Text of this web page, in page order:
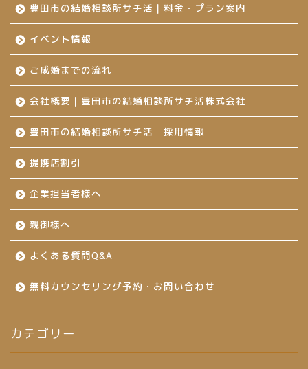
豊田市の結婚相談所サチ活｜料金・プラン案内
イベント情報
ご成婚までの流れ
会社概要｜豊田市の結婚相談所サチ活株式会社
豊田市の結婚相談所サチ活 採用情報
提携店割引
企業担当者様へ
親御様へ
よくある質問Q&A
無料カウンセリング予約・お問い合わせ
カテゴリー